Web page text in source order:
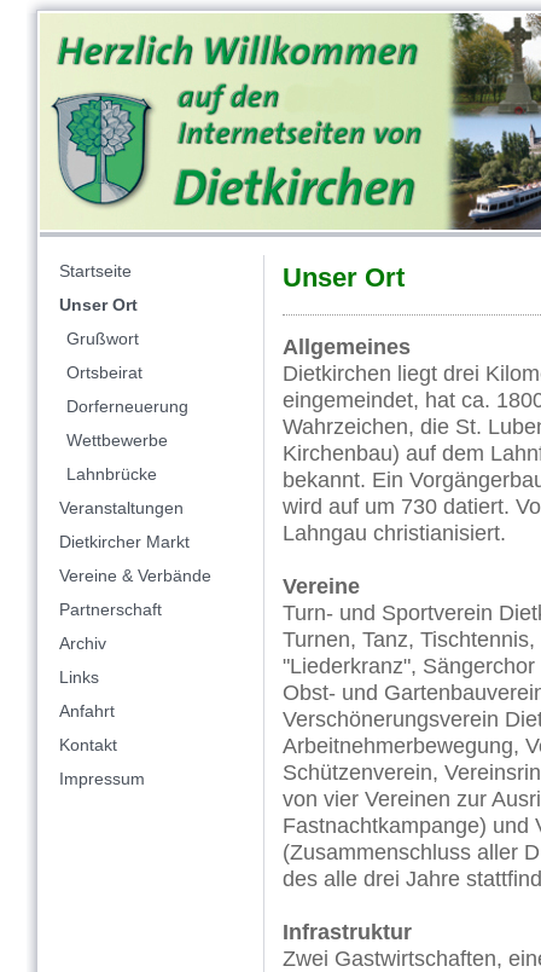
Startseite
Unser Ort
Grußwort
Ortsbeirat
Dorferneuerung
Wettbewerbe
Lahnbrücke
Veranstaltungen
Dietkircher Markt
Vereine & Verbände
Partnerschaft
Archiv
Links
Anfahrt
Kontakt
Impressum
Unser Ort
Allgemeines
Dietkirchen liegt drei
eingemeindet, hat ca.
Wahrzeichen, die St.
Kirchenbau) auf dem
bekannt. Ein
wird auf um 730 datiert.
Lahngau christianisiert.
Vereine
Turn- und Sportverein
Turnen, Tanz,
"Liederkranz",
Obst- und
Verschönerungsverein
Arbeitnehmerbewegung,
Schützenverein,
von vier Vereinen zur
Fastnachtkampange) und
(Zusammenschluss aller
des alle drei Jahre
Infrastruktur
Zwei Gastwirtschaften,